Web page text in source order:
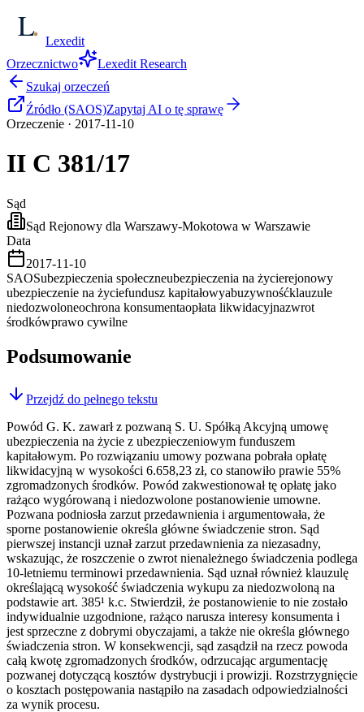
Lexedit
Orzecznictwo
Lexedit Research
Szukaj orzeczeń
Źródło (SAOS)Zapytaj AI o tę sprawę
Orzeczenie · 2017-11-10
II C 381/17
Sąd
Sąd Rejonowy dla Warszawy-Mokotowa w Warszawie
Data
2017-11-10
SAOSubezpieczenia społeczneubezpieczenia na życierejonowy
ubezpieczenie na życiefundusz kapitałowyabuzywnośćklauzule
niedozwoloneochrona konsumentaopłata likwidacyjnazwrot
środkówprawo cywilne
Podsumowanie
Przejdź do pełnego tekstu
Powód G. K. zawarł z pozwaną S. U. Spółką Akcyjną umowę
ubezpieczenia na życie z ubezpieczeniowym funduszem
kapitałowym. Po rozwiązaniu umowy pozwana pobrała opłatę
likwidacyjną w wysokości 6.658,23 zł, co stanowiło prawie 55%
zgromadzonych środków. Powód zakwestionował tę opłatę jako
rażąco wygórowaną i niedozwolone postanowienie umowne.
Pozwana podniosła zarzut przedawnienia i argumentowała, że
sporne postanowienie określa główne świadczenie stron. Sąd
pierwszej instancji uznał zarzut przedawnienia za niezasadny,
wskazując, że roszczenie o zwrot nienależnego świadczenia podlega
10-letniemu terminowi przedawnienia. Sąd uznał również klauzulę
określającą wysokość świadczenia wykupu za niedozwoloną na
podstawie art. 385¹ k.c. Stwierdził, że postanowienie to nie zostało
indywidualnie uzgodnione, rażąco narusza interesy konsumenta i
jest sprzeczne z dobrymi obyczajami, a także nie określa głównego
świadczenia stron. W konsekwencji, sąd zasądził na rzecz powoda
całą kwotę zgromadzonych środków, odrzucając argumentację
pozwanej dotyczącą kosztów dystrybucji i prowizji. Rozstrzygnięcie
o kosztach postępowania nastąpiło na zasadach odpowiedzialności
za wynik procesu.